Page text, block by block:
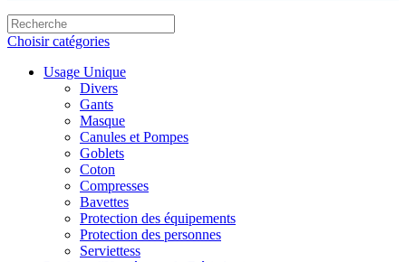
Choisir catégories
Usage Unique
Divers
Gants
Masque
Canules et Pompes
Goblets
Coton
Compresses
Bavettes
Protection des équipements
Protection des personnes
Serviettess